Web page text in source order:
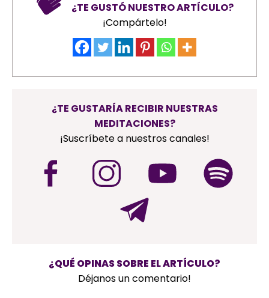
¿TE GUSTÓ NUESTRO ARTÍCULO?
¡Compártelo!
¿TE GUSTARÍA RECIBIR NUESTRAS
MEDITACIONES?
¡Suscríbete a nuestros canales!
¿QUÉ OPINAS SOBRE EL ARTÍCULO?
Déjanos un comentario!